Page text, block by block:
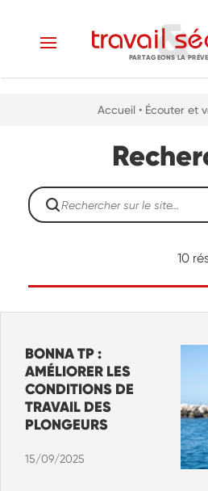
PARTAGEONS LA
Accueil • Écouter et
10
BONNA TP :
AMÉLIORER LES
CONDITIONS DE
TRAVAIL DES
PLONGEURS
15/09/2025